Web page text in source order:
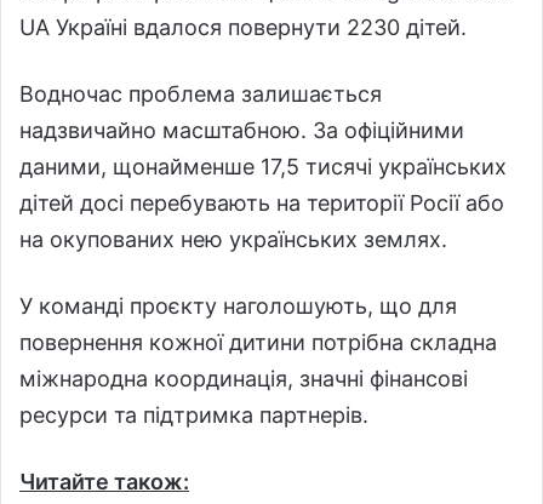
UA Україні вдалося повернути 2230 дітей.
Водночас проблема залишається
надзвичайно масштабною. За офіційними
даними, щонайменше 17,5 тисячі українських
дітей досі перебувають на території Росії або
на окупованих нею українських землях.
У команді проєкту наголошують, що для
повернення кожної дитини потрібна складна
міжнародна координація, значні фінансові
ресурси та підтримка партнерів.
Читайте також: